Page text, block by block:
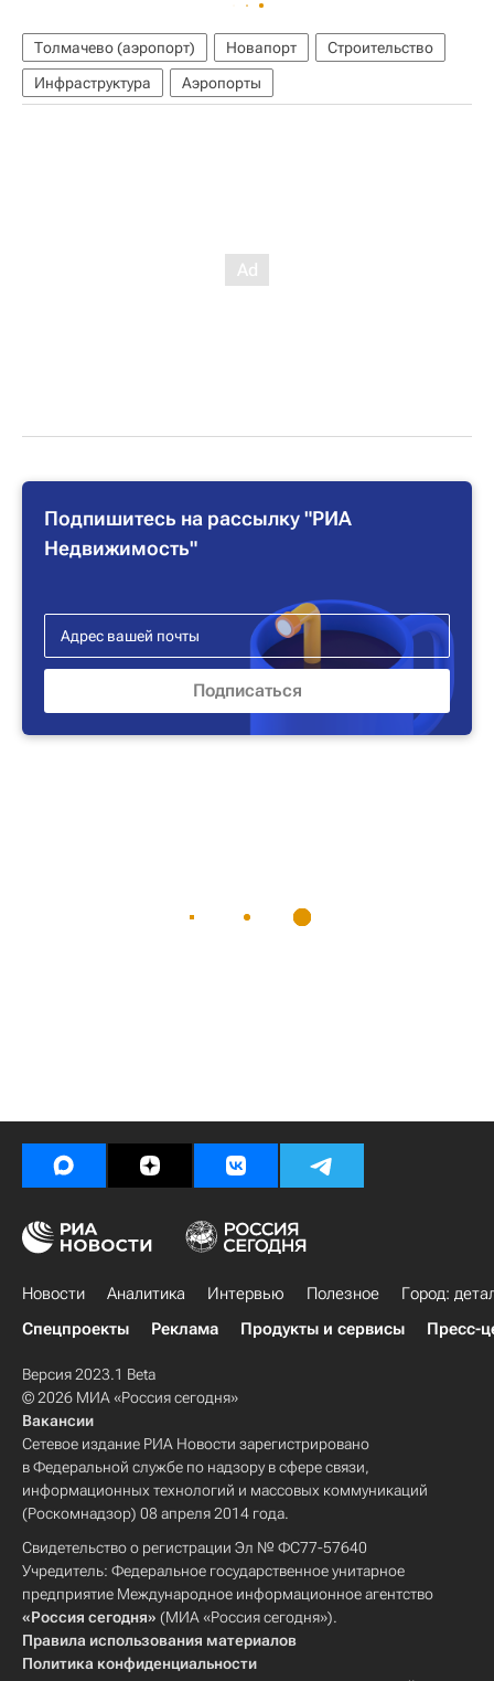
Толмачево (аэропорт) Новапорт
Строительство
Инфраструктура
Аэропорты
Подпишитесь на рассылку "РИА
Недвижимость"
Новости Аналитика Интервью Полезное
Город:
Спецпроекты
Реклама Продукты и сервисы Пресс-
Версия 2023.1 Beta
© 2026 МИА «Россия сегодня»
Вакансии
Сетевое издание РИА Новости зарегистрировано
в Федеральной службе по надзору в сфере связи,
информационных технологий и массовых коммуникаций
(Роскомнадзор) 08 апреля 2014 года.
Свидетельство о регистрации Эл № ФС77-57640
Учредитель: Федеральное государственное унитарное
предприятие Международное информационное агентство
«Россия сегодня» (МИА «Россия сегодня»).
Правила использования материалов
Политика конфиденциальности